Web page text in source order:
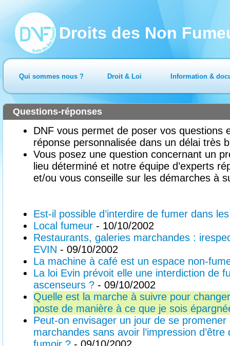
Droits des Non
Qui sommes nous ? Droit & Loi Information &
DNF vous permet de poser vos questions
réponse personnalisée dans un délai très
Vous posez une question concernant un
lieu déterminé et notre équipe d’experts
et/ou vous conseille sur les démarches à
Questions-réponses
Est-il possible d’interdire de fumer dans
Local fumeur - 10/10/2002
Restaurants, galeries marchandes :
EVIN - 09/10/2002
La machine à café est un espace non-
La loi Evin prévoit elle une interdiction de
ascenseurs ? - 09/10/2002
Quelle est la marche à suivre pour
poste de manière à ce que je sois
Peut-on envisager un jour de se promener
marchandes sans avoir l’impression d’être